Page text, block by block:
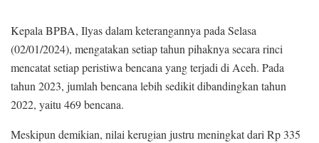
Kepala BPBA, Ilyas dalam keterangannya pada Selasa
(02/01/2024), mengatakan setiap tahun pihaknya secara rinci
mencatat setiap peristiwa bencana yang terjadi di Aceh. Pada
tahun 2023, jumlah bencana lebih sedikit dibandingkan tahun
2022, yaitu 469 bencana.
Meskipun demikian, nilai kerugian justru meningkat dari Rp 335